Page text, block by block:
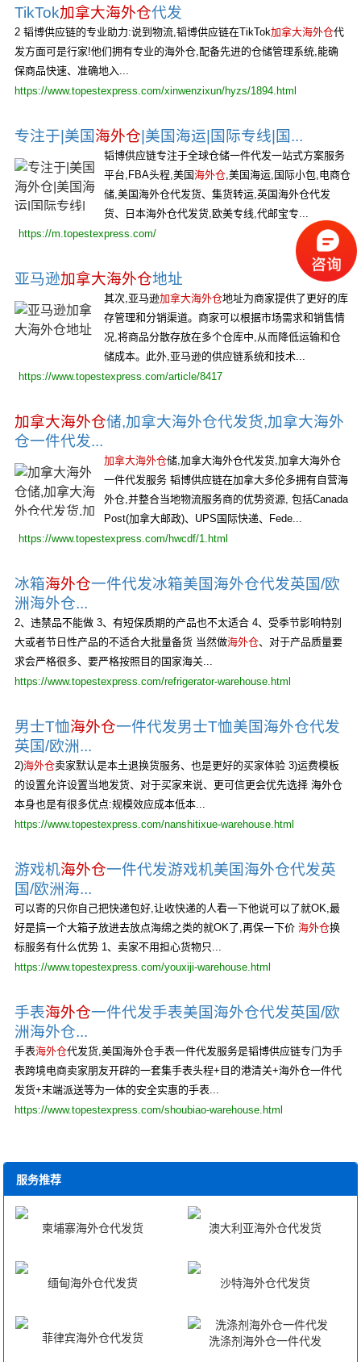
TikTok加拿大海外仓代发
2 韬博供应链的专业助力:说到物流,韬博供应链在TikTok加拿大海外仓代
发方面可是行家!他们拥有专业的海外仓,配备先进的仓储管理系统,能确
保商品快速、准确地入...
https://www.topestexpress.com/xinwenzixun/hyzs/1894.html
专注于|美国海外仓 |美国海运|国际专线|国...
韬博供应链专注于全球仓储一件代发一站式方案服务
平台,FBA头程,美国海外仓,美国海运,国际小包,电商仓
储,美国海外仓代发货、集货转运,英国海外仓代发
货、日本海外仓代发货,欧美专线,代邮宝专...
https://m.topestexpress.com/
亚马逊加拿大海外仓地址
其次,亚马逊加拿大海外仓地址为商家提供了更好的库
存管理和分销渠道。商家可以根据市场需求和销售情
况,将商品分散存放在多个仓库中,从而降低运输和仓
储成本。此外,亚马逊的供应链系统和技术...
https://www.topestexpress.com/article/8417
加拿大海外仓储,加拿大海外仓代发货,加拿大海外
仓一件代发...
加拿大海外仓储,加拿大海外仓代发货,加拿大海外仓
一件代发服务 韬博供应链在加拿大多伦多拥有自营海
外仓,并整合当地物流服务商的优势资源, 包括Canada
Post(加拿大邮政)、UPS国际快递、Fede...
https://www.topestexpress.com/hwcdf/1.html
冰箱海外仓一件代发冰箱美国海外仓代发英国/欧
洲海外仓...
2、违禁品不能做 3、有短保质期的产品也不太适合 4、受季节影响特别
大或者节日性产品的不适合大批量备货 当然做海外仓、对于产品质量要
求会严格很多、要严格按照目的国家海关...
https://www.topestexpress.com/refrigerator-warehouse.html
男士T恤海外仓一件代发男士T恤美国海外仓代发
英国/欧洲...
2)海外仓卖家默认是本土退换货服务、也是更好的买家体验 3)运费模板
的设置允许设置当地发货、对于买家来说、更可信更会优先选择 海外仓
本身也是有很多优点:规模效应成本低本...
https://www.topestexpress.com/nanshitixue-warehouse.html
游戏机海外仓一件代发游戏机美国海外仓代发英
国/欧洲海...
可以寄的只你自己把快递包好,让收快递的人看一下他说可以了就OK,最
好是搞一个大箱子放进去放点海绵之类的就OK了,再保一下价 海外仓换
标服务有什么优势 1、卖家不用担心货物只...
https://www.topestexpress.com/youxiji-warehouse.html
手表海外仓一件代发手表美国海外仓代发英国/欧
洲海外仓...
手表海外仓代发货,美国海外仓手表一件代发服务是韬博供应链专门为手
表跨境电商卖家朋友开辟的一套集手表头程+目的港清关+海外仓一件代
发货+末端派送等为一体的安全实惠的手表...
https://www.topestexpress.com/shoubiao-warehouse.html
服务推荐
柬埔寨海外仓代发货 澳大利亚海外仓代发货
缅甸海外仓代发货 沙特海外仓代发货
菲律宾海外仓代发货 洗涤剂海外仓一件代发